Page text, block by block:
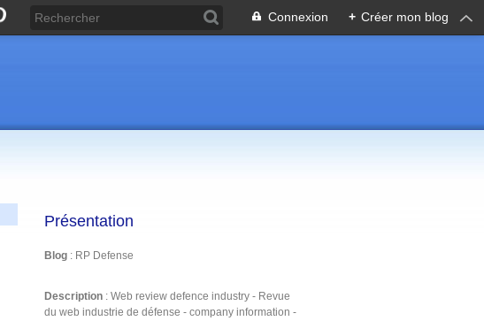
Connexion + Créer mon blog
Présentation
Blog : RP Defense
Description : Web review defence industry - Revue
du web industrie de défense - company information -